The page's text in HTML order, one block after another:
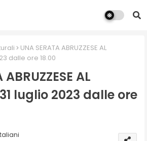
UNA SERATA ABRUZZESE AL
dalle ore 18.00
AL
31 luglio 2023 dalle ore